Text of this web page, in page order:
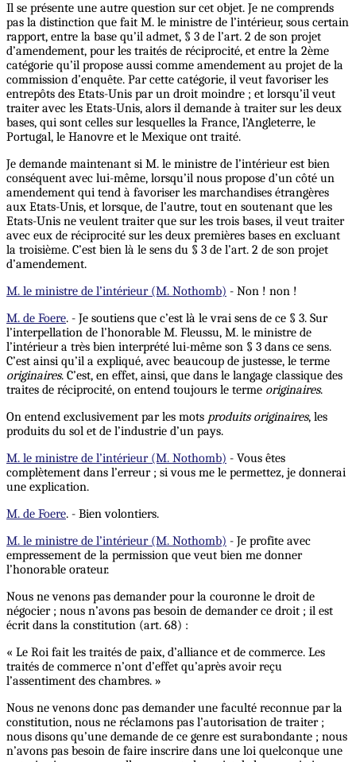
Il se présente une autre question sur cet objet. Je ne comprends
pas la distinction que fait M. le ministre de l’intérieur, sous certain
rapport, entre la base qu’il admet, § 3 de l’art. 2 de son projet
d’amendement, pour les traités de réciprocité, et entre la 2ème
catégorie qu’il propose aussi comme amendement au projet de la
commission d’enquête. Par cette catégorie, il veut favoriser les
entrepôts des Etats-Unis par un droit moindre ; et lorsqu’il veut
traiter avec les Etats-Unis, alors il demande à traiter sur les deux
bases, qui sont celles sur lesquelles la France, l’Angleterre, le
Portugal, le Hanovre et le Mexique ont traité.
Je demande maintenant si M. le ministre de l’intérieur est bien
conséquent avec lui-même, lorsqu’il nous propose d’un côté un
amendement qui tend à favoriser les marchandises étrangères
aux Etats-Unis, et lorsque, de l’autre, tout en soutenant que les
Etats-Unis ne veulent traiter que sur les trois bases, il veut traiter
avec eux de réciprocité sur les deux premières bases en excluant
la troisième. C’est bien là le sens du § 3 de l’art. 2 de son projet
d’amendement.
M. le ministre de l’intérieur (M. Nothomb) - Non ! non !
M. de Foere. - Je soutiens que c’est là le vrai sens de ce § 3. Sur
l’interpellation de l’honorable M. Fleussu, M. le ministre de
l’intérieur a très bien interprété lui-même son § 3 dans ce sens.
C’est ainsi qu’il a expliqué, avec beaucoup de justesse, le terme
originaires. C’est, en effet, ainsi, que dans le langage classique des
traites de réciprocité, on entend toujours le terme originaires.
On entend exclusivement par les mots produits originaires, les
produits du sol et de l’industrie d’un pays.
M. le ministre de l’intérieur (M. Nothomb) - Vous êtes
complètement dans l’erreur ; si vous me le permettez, je donnerai
une explication.
M. de Foere. - Bien volontiers.
M. le ministre de l’intérieur (M. Nothomb) - Je profite avec
empressement de la permission que veut bien me donner
l’honorable orateur.
Nous ne venons pas demander pour la couronne le droit de
négocier ; nous n’avons pas besoin de demander ce droit ; il est
écrit dans la constitution (art. 68) :
« Le Roi fait les traités de paix, d’alliance et de commerce. Les
traités de commerce n’ont d’effet qu’après avoir reçu
l’assentiment des chambres. »
Nous ne venons donc pas demander une faculté reconnue par la
constitution, nous ne réclamons pas l’autorisation de traiter ;
nous disons qu’une demande de ce genre est surabondante ; nous
n’avons pas besoin de faire inscrire dans une loi quelconque une